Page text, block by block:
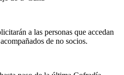
a las personas que accedan
de no socios.